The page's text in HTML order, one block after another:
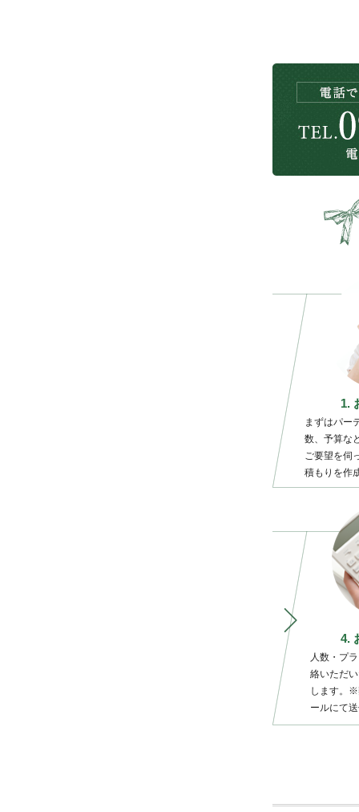
1.
まずはパー
数、予算な
ご要望を伺
積もりを作
4.
人数・プ
絡いただ
します。※
ールにて